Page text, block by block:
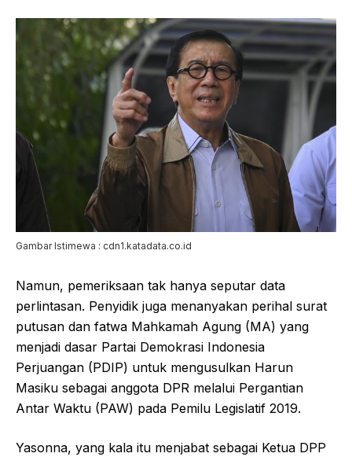
Gambar Istimewa : cdn1.katadata.co.id
Namun, pemeriksaan tak hanya seputar data
perlintasan. Penyidik juga menanyakan perihal surat
putusan dan fatwa Mahkamah Agung (MA) yang
menjadi dasar Partai Demokrasi Indonesia
Perjuangan (PDIP) untuk mengusulkan Harun
Masiku sebagai anggota DPR melalui Pergantian
Antar Waktu (PAW) pada Pemilu Legislatif 2019.
Yasonna, yang kala itu menjabat sebagai Ketua DPP